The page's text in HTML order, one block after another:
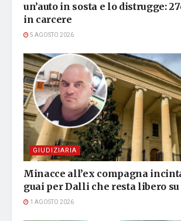
un’auto in sosta e lo distrugge:
in carcere
5 AGOSTO 2026
GIUDIZIARIA
Minacce all’ex compagna
guai per Dalli che resta libero
1 AGOSTO 2026